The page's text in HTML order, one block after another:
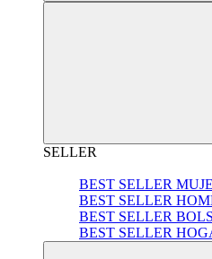
SELLER
BEST SELLER
BEST SELLER
BEST SELLER
BEST SELLER